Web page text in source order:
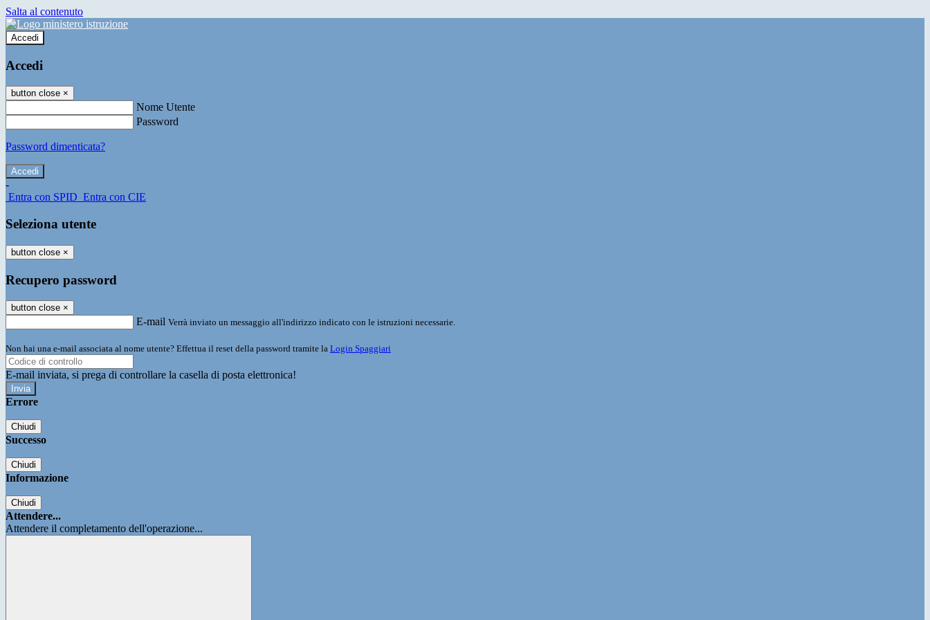
Salta al contenuto
Accedi
Accedi
button close ×
Nome Utente
Password
Password dimenticata?
-
Entra con SPID Entra con CIE
Seleziona utente
button close ×
Recupero password
button close ×
E-mail Verrà inviato un messaggio all'indirizzo indicato con le istruzioni necessarie.
Non hai una e-mail associata al nome utente? Effettua il reset della password tramite la Login Spaggiari
E-mail inviata, si prega di controllare la casella di posta elettronica!
Errore
Chiudi
Successo
Chiudi
Informazione
Chiudi
Attendere...
Attendere il completamento dell'operazione...